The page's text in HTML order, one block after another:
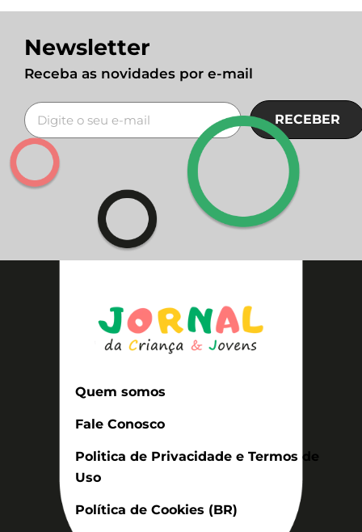
Newsletter
Receba as novidades por e-mail
RECEBER
Quem somos
Fale Conosco
Politica de Privacidade e Termos de
Uso
Política de Cookies (BR)